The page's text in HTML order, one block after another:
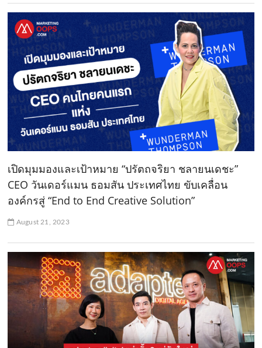
เปิดมุมมองและเป้าหมาย “ปรัตถจริยา ชลายนเดชะ”
CEO วันเดอร์แมน ธอมสัน ประเทศไทย ขับเคลื่อน
องค์กรสู่ “End to End Creative Solution”
August 21, 2023